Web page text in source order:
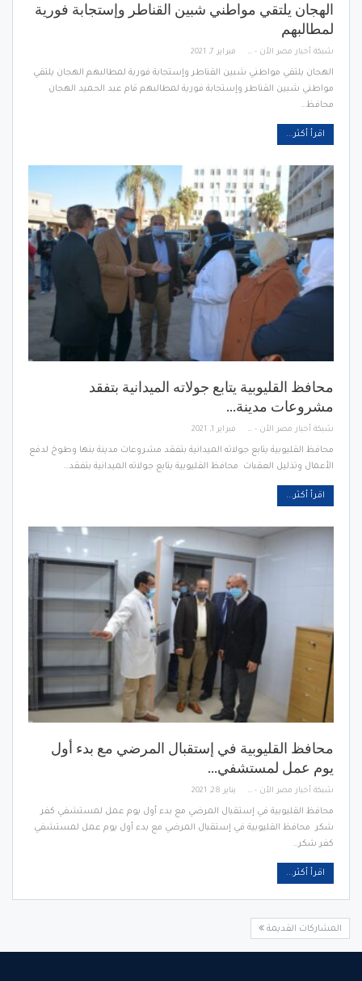
الهجان يلتقي مواطني شبين القناطر وإستجابة فورية
لمطالبهم
شبكة أخبار مصر الأن - Egypt News Network Now فبراير 7, 2021
الهجان يلتقي مواطني شبين القناطر وإستجابة فورية لمطالبهم الهجان يلتقي
مواطني شبين القناطر وإستجابة فورية لمطالبهم قام عبد الحميد الهجان
محافظ…
اقرأ أكثر...
محافظ القليوبية يتابع جولاته الميدانية بتفقد
مشروعات مدينة…
شبكة أخبار مصر الأن - Egypt News Network Now فبراير 1, 2021
محافظ القليوبية يتابع جولاته الميدانية بتفقد مشروعات مدينة بنها وطوخ لدفع
الأعمال وتذليل العقبات محافظ القليوبية يتابع جولاته الميدانية بتفقد…
اقرأ أكثر...
محافظ القليوبية في إستقبال المرضي مع بدء أول
يوم عمل لمستشفي…
شبكة أخبار مصر الأن - Egypt News Network Now يناير 28, 2021
محافظ القليوبية في إستقبال المرضي مع بدء أول يوم عمل لمستشفي كفر
شكر محافظ القليوبية في إستقبال المرضي مع بدء أول يوم عمل لمستشفي
كفر شكر…
اقرأ أكثر...
المشاركات القديمة